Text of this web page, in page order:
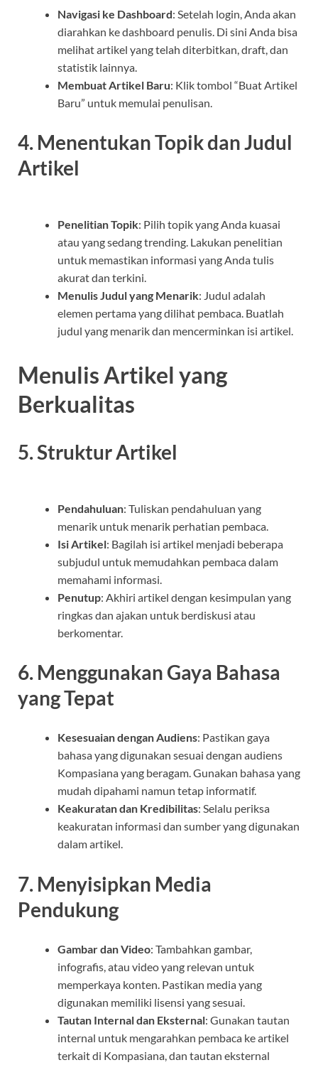
Navigasi ke Dashboard: Setelah login, Anda akan
diarahkan ke dashboard penulis. Di sini Anda bisa
melihat artikel yang telah diterbitkan, draft, dan
statistik lainnya.
Membuat Artikel Baru: Klik tombol “Buat Artikel
Baru” untuk memulai penulisan.
4. Menentukan Topik dan Judul
Artikel
Penelitian Topik: Pilih topik yang Anda kuasai
atau yang sedang trending. Lakukan penelitian
untuk memastikan informasi yang Anda tulis
akurat dan terkini.
Menulis Judul yang Menarik: Judul adalah
elemen pertama yang dilihat pembaca. Buatlah
judul yang menarik dan mencerminkan isi artikel.
Menulis Artikel yang
Berkualitas
5. Struktur Artikel
Pendahuluan: Tuliskan pendahuluan yang
menarik untuk menarik perhatian pembaca.
Isi Artikel: Bagilah isi artikel menjadi beberapa
subjudul untuk memudahkan pembaca dalam
memahami informasi.
Penutup: Akhiri artikel dengan kesimpulan yang
ringkas dan ajakan untuk berdiskusi atau
berkomentar.
6. Menggunakan Gaya Bahasa
yang Tepat
Kesesuaian dengan Audiens: Pastikan gaya
bahasa yang digunakan sesuai dengan audiens
Kompasiana yang beragam. Gunakan bahasa yang
mudah dipahami namun tetap informatif.
Keakuratan dan Kredibilitas: Selalu periksa
keakuratan informasi dan sumber yang digunakan
dalam artikel.
7. Menyisipkan Media
Pendukung
Gambar dan Video: Tambahkan gambar,
infografis, atau video yang relevan untuk
memperkaya konten. Pastikan media yang
digunakan memiliki lisensi yang sesuai.
Tautan Internal dan Eksternal: Gunakan tautan
internal untuk mengarahkan pembaca ke artikel
terkait di Kompasiana, dan tautan eksternal